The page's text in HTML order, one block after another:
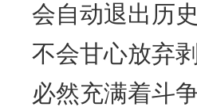
会自动退出历
不会甘心放弃
必然充满着斗